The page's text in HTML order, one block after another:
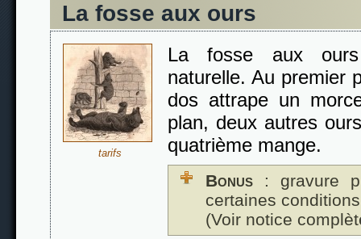
La fosse aux ours
tarifs
La fosse aux
naturelle. Au premier
dos attrape un
plan, deux autres
quatrième mange.
Bonus : gravure
certaines
(Voir notice